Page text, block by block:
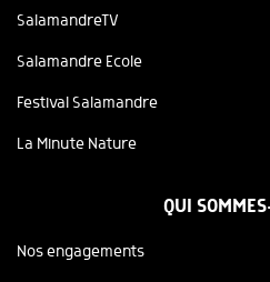
SalamandreTV
Salamandre Ecole
Festival Salamandre
La Minute Nature
QUI
Nos engagements